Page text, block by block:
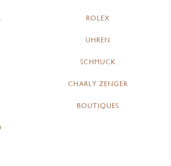
ROLEX
UHREN
SCHMUCK
CHARLY ZENGER
BOUTIQUES